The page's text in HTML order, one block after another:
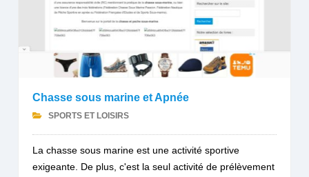
Chasse sous marine et Apnée
SPORTS ET LOISIRS
La chasse sous marine est une activité sportive
exigeante. De plus, c'est la seul activité de prélèvement